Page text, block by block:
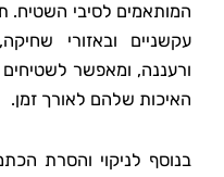
המותאמים לסיבי השטיח.
עקשניים ובאזורי
ורעננה, ומאפשר
האיכות שלהם לאורך זמן.
בנוסף לניקוי והסרת